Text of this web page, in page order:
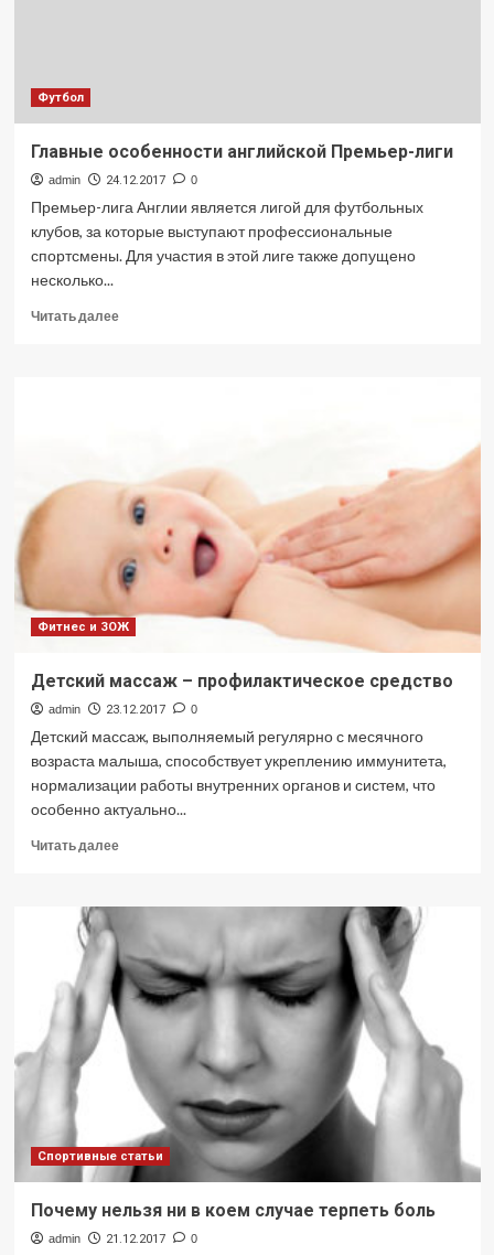
Футбол
Главные особенности английской Премьер-лиги
admin 24.12.2017 0
Премьер-лига Англии является лигой для футбольных
клубов, за которые выступают профессиональные
спортсмены. Для участия в этой лиге также допущено
несколько...
Читать далееПрочитать
Фитнес и ЗОЖ
Детский массаж – профилактическое средство
admin 23.12.2017 0
Детский массаж, выполняемый регулярно с месячного
возраста малыша, способствует укреплению иммунитета,
нормализации работы внутренних органов и систем, что
особенно актуально...
Читать далееПрочитать
Детский
–
профилактическое
средство
Спортивные статьи
Почему нельзя ни в коем случае терпеть боль
admin 21.12.2017 0